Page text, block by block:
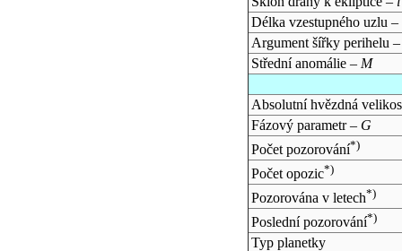
Délka vzestupného uzlu –
Argument šířky perihelu
Střední anomálie – M
Absolutní hvězdná
Fázový parametr – G
Počet pozorování*)
Počet opozic*)
Pozorována v letech*)
Poslední pozorování*)
Typ planetky